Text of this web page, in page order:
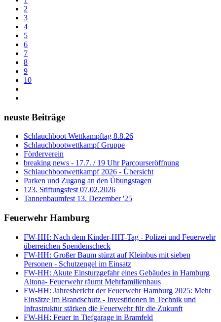
2
3
4
5
6
7
8
9
10
neuste Beiträge
Schlauchboot Wettkampftag 8.8.26
Schlauchbootwettkampf Gruppe
Förderverein
breaking news - 17.7. / 19 Uhr Parcourseröffnung
Schlauchbootwettkampf 2026 - Übersicht
Parken und Zugang an den Übungstagen
123. Stiftungsfest 07.02.2026
Tannenbaumfest 13. Dezember '25
Feuerwehr Hamburg
FW-HH: Nach dem Kinder-HIT-Tag - Polizei und Feuerwehr
überreichen Spendenscheck
FW-HH: Großer Baum stürzt auf Kleinbus mit sieben
Personen - Schutzengel im Einsatz
FW-HH: Akute Einsturzgefahr eines Gebäudes in Hamburg
Altona- Feuerwehr räumt Mehrfamilienhaus
FW-HH: Jahresbericht der Feuerwehr Hamburg 2025: Mehr
Einsätze im Brandschutz - Investitionen in Technik und
Infrastruktur stärken die Feuerwehr für die Zukunft
FW-HH: Feuer in Tiefgarage in Bramfeld